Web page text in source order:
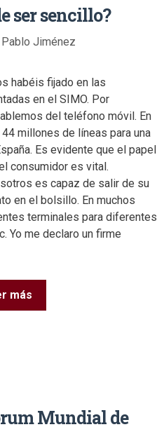
ser sencillo?
Pablo Jiménez
habéis fijado en las
en el SIMO. Por
del teléfono móvil. En
millones de líneas para una
Es evidente que el papel
consumidor es vital.
es capaz de salir de su
en el bolsillo. En muchos
terminales para diferentes
Yo me declaro un firme
más
Mundial de